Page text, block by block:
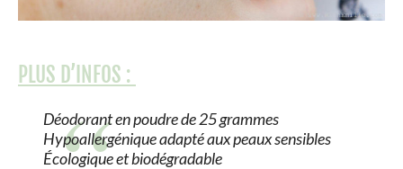
PLUS D’INFOS :
Déodorant en poudre de 25 grammes
Hypoallergénique adapté aux peaux sensibles
Écologique et biodégradable